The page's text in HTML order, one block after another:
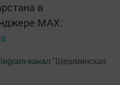
в
MАХ:
канал "Шешминская